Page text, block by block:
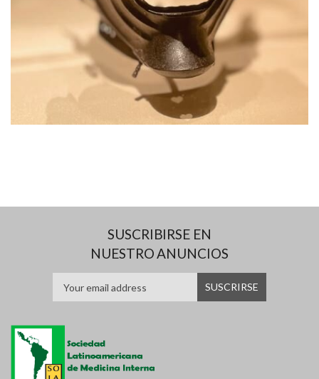
SUSCRIBIRSE EN
NUESTRO ANUNCIOS